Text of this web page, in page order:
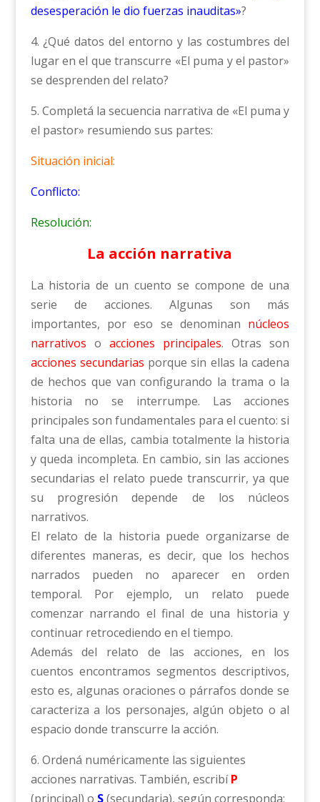
desesperación le dio fuerzas inauditas»?
4. ¿Qué datos del entorno y las costumbres del
lugar en el que transcurre «El puma y el pastor»
se desprenden del relato?
5. Completá la secuencia narrativa de «El puma y
el pastor» resumiendo sus partes:
Situación inicial:
Conflicto:
Resolución:
La acción narrativa
La historia de un cuento se compone de una
serie de acciones. Algunas son más
importantes, por eso se denominan núcleos
narrativos o acciones principales. Otras son
acciones secundarias porque sin ellas la cadena
de hechos que van configurando la trama o la
historia no se interrumpe. Las acciones
principales son fundamentales para el cuento: si
falta una de ellas, cambia totalmente la historia
y queda incompleta. En cambio, sin las acciones
secundarias el relato puede transcurrir, ya que
su progresión depende de los núcleos
narrativos.
El relato de la historia puede organizarse de
diferentes maneras, es decir, que los hechos
narrados pueden no aparecer en orden
temporal. Por ejemplo, un relato puede
comenzar narrando el final de una historia y
continuar retrocediendo en el tiempo.
Además del relato de las acciones, en los
cuentos encontramos segmentos descriptivos,
esto es, algunas oraciones o párrafos donde se
caracteriza a los personajes, algún objeto o al
espacio donde transcurre la acción.
6. Ordená numéricamente las siguientes
acciones narrativas. También, escribíP
(principal) o S(secundaria), según corresponda: